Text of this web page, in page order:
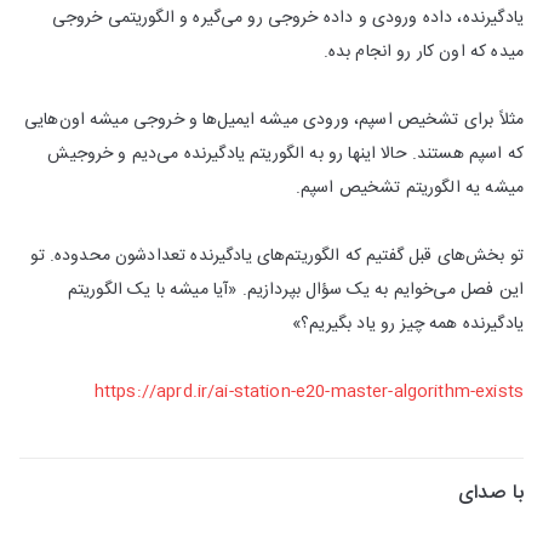
یادگیرنده، داده ورودی و داده خروجی رو می‌گیره و الگوریتمی خروجی
میده که اون کار رو انجام بده.
مثلاً برای تشخیص اسپم، ورودی میشه ایمیل‌ها و خروجی میشه اون‌هایی
که اسپم هستند. حالا اینها رو به الگوریتم یادگیرنده می‌دیم و خروجیش
میشه یه الگوریتم تشخیص اسپم.
تو بخش‌های قبل گفتیم که الگوریتم‌های یادگیرنده تعدادشون محدوده. تو
این فصل می‌خوایم به یک سؤال بپردازیم. «آیا میشه با یک الگوریتم
یادگیرنده همه چیز رو یاد بگیریم؟»
https://aprd.ir/ai-station-e20-master-algorithm-exists
با صدای